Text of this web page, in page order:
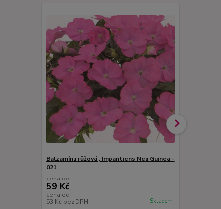
Balzamína růžová , Impantiens Neu Guinea -
021
cena od
59 Kč
cena od
53 Kč bez DPH Skladem